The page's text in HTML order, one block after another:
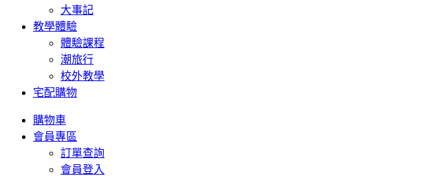
大事記
教學體驗
體驗課程
潮旅行
校外教學
宅配購物
購物車
會員專區
訂單查詢
會員登入